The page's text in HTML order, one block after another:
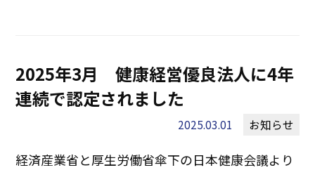
2025年3月 健康経営優良法人に4年
連続で認定されました
2025.03.01 お知らせ
経済産業省と厚生労働省傘下の日本健康会議より